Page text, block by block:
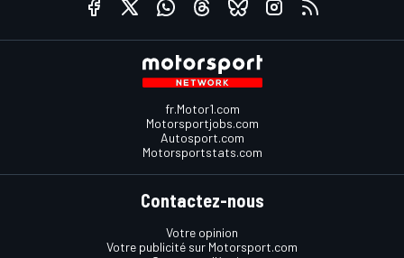
fr.Motor1.com
Motorsportjobs.com
Autosport.com
Motorsportstats.com
Contactez-nous
Votre opinion
Votre publicité sur Motorsport.com